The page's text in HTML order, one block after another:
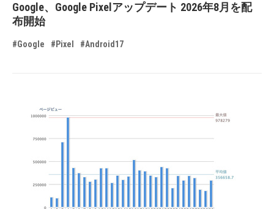
Google、Google Pixelアップデート 2026年8月を配
布開始
#Google #Pixel #Android17